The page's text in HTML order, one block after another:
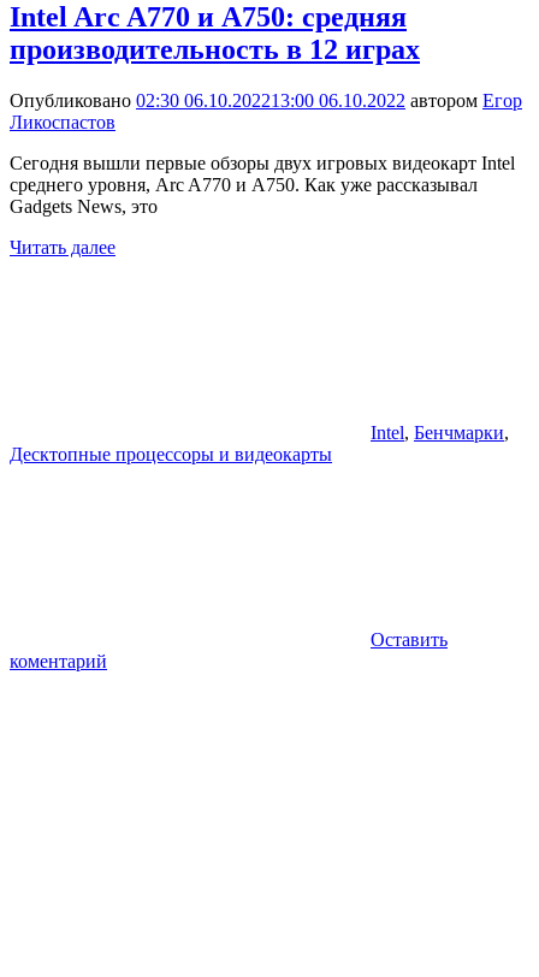
Intel Arc A770 и A750: средняя
производительность в 12 играх
Опубликовано 02:30 06.10.202213:00 06.10.2022 автором Егор
Ликоспастов
Сегодня вышли первые обзоры двух игровых видеокарт Intel
среднего уровня, Arc A770 и A750. Как уже рассказывал
Gadgets News, это
Читать далее
Intel, Бенчмарки,
Десктопные процессоры и видеокарты
Оставить
коментарий